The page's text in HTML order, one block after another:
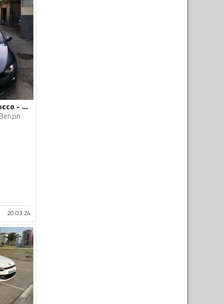
Volkswagen - Scirocco - 1.4 TSI
20.03.24